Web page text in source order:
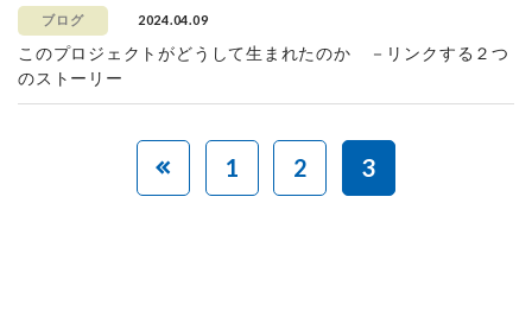
ブログ 2024.04.09
このプロジェクトがどうして生まれたのか －リンクする２つ
のストーリー
1 2 3